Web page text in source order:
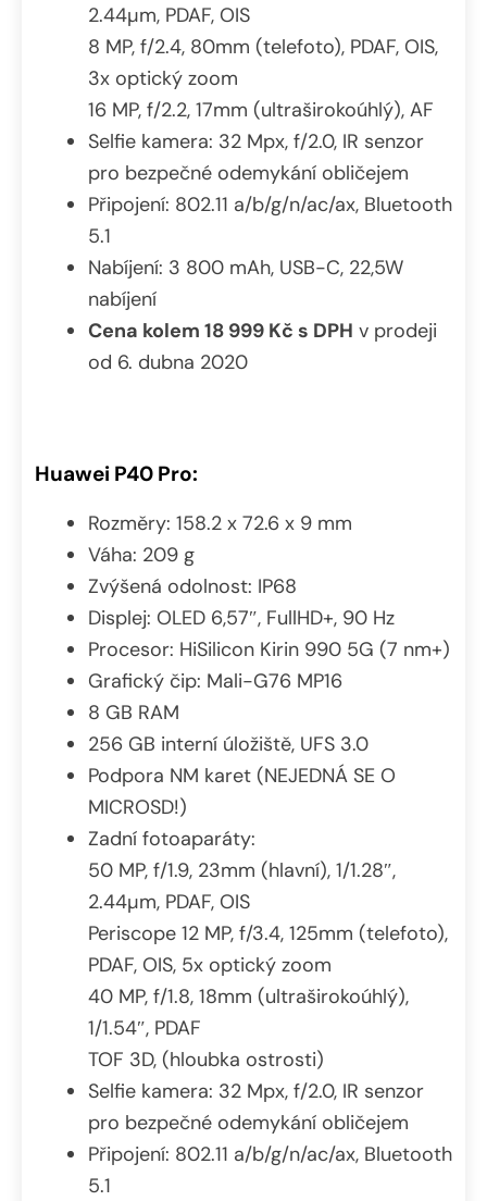
2.44µm, PDAF, OIS
8 MP, f/2.4, 80mm (telefoto), PDAF, OIS,
3x optický zoom
16 MP, f/2.2, 17mm (ultraširokoúhlý), AF
Selfie kamera: 32 Mpx, f/2.0, IR senzor
pro bezpečné odemykání obličejem
Připojení: 802.11 a/b/g/n/ac/ax, Bluetooth
5.1
Nabíjení: 3 800 mAh, USB-C, 22,5W
nabíjení
Cena kolem 18 999 Kč s DPH v prodeji
od 6. dubna 2020
Huawei P40 Pro:
Rozměry: 158.2 x 72.6 x 9 mm
Váha: 209 g
Zvýšená odolnost: IP68
Displej: OLED 6,57″, FullHD+, 90 Hz
Procesor: HiSilicon Kirin 990 5G (7 nm+)
Grafický čip: Mali-G76 MP16
8 GB RAM
256 GB interní úložiště, UFS 3.0
Podpora NM karet (NEJEDNÁ SE O
MICROSD!)
Zadní fotoaparáty:
50 MP, f/1.9, 23mm (hlavní), 1/1.28″,
2.44µm, PDAF, OIS
Periscope 12 MP, f/3.4, 125mm (telefoto),
PDAF, OIS, 5x optický zoom
40 MP, f/1.8, 18mm (ultraširokoúhlý),
1/1.54″, PDAF
TOF 3D, (hloubka ostrosti)
Selfie kamera: 32 Mpx, f/2.0, IR senzor
pro bezpečné odemykání obličejem
Připojení: 802.11 a/b/g/n/ac/ax, Bluetooth
5.1